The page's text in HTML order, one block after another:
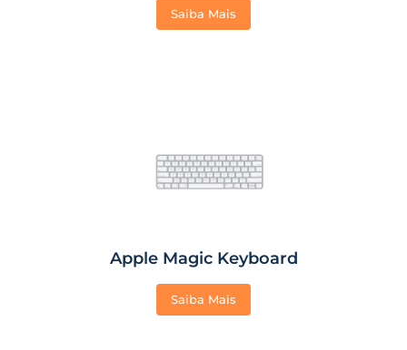
Saiba Mais
Apple Magic Keyboard
Saiba Mais